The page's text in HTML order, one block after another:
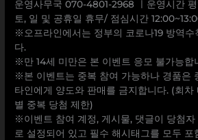
운영사무국 070-4801-2968 ㅣ운영시간
토, 일 및 공휴일 휴무/ 점심시간
※오프라인에서는 정부의 코로나19 방역수
다.
※만 14세 미만은 본 이벤트 응모 불가능합
※본 이벤트는 중복 참여 가능하나 경품은
타인에게 양도와 판매를 금지합니다. (회
별 중복 당첨 제한)
※이벤트 참여 계정, 게시물, 댓글이 당첨자
로 설정되어 있고 필수 해시태그를 모두 포